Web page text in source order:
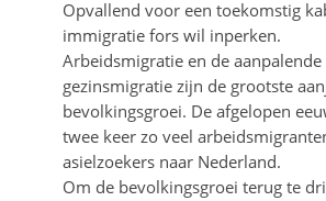
Opvallend voor een toekomstig
immigratie fors wil inperken.
Arbeidsmigratie en de aanpalende
gezinsmigratie zijn de grootste
bevolkingsgroei. De afgelopen
twee keer zo veel
asielzoekers naar Nederland.
Om de bevolkingsgroei terug te